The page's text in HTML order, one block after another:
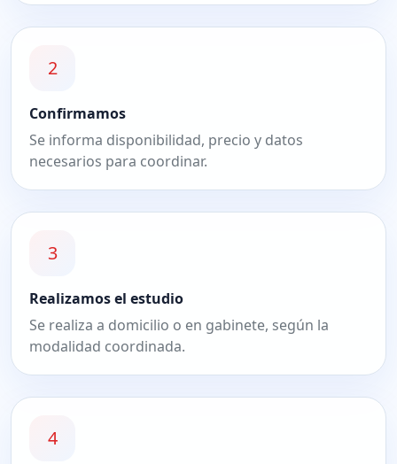
2
Confirmamos
Se informa disponibilidad, precio y datos
necesarios para coordinar.
3
Realizamos el estudio
Se realiza a domicilio o en gabinete, según la
modalidad coordinada.
4